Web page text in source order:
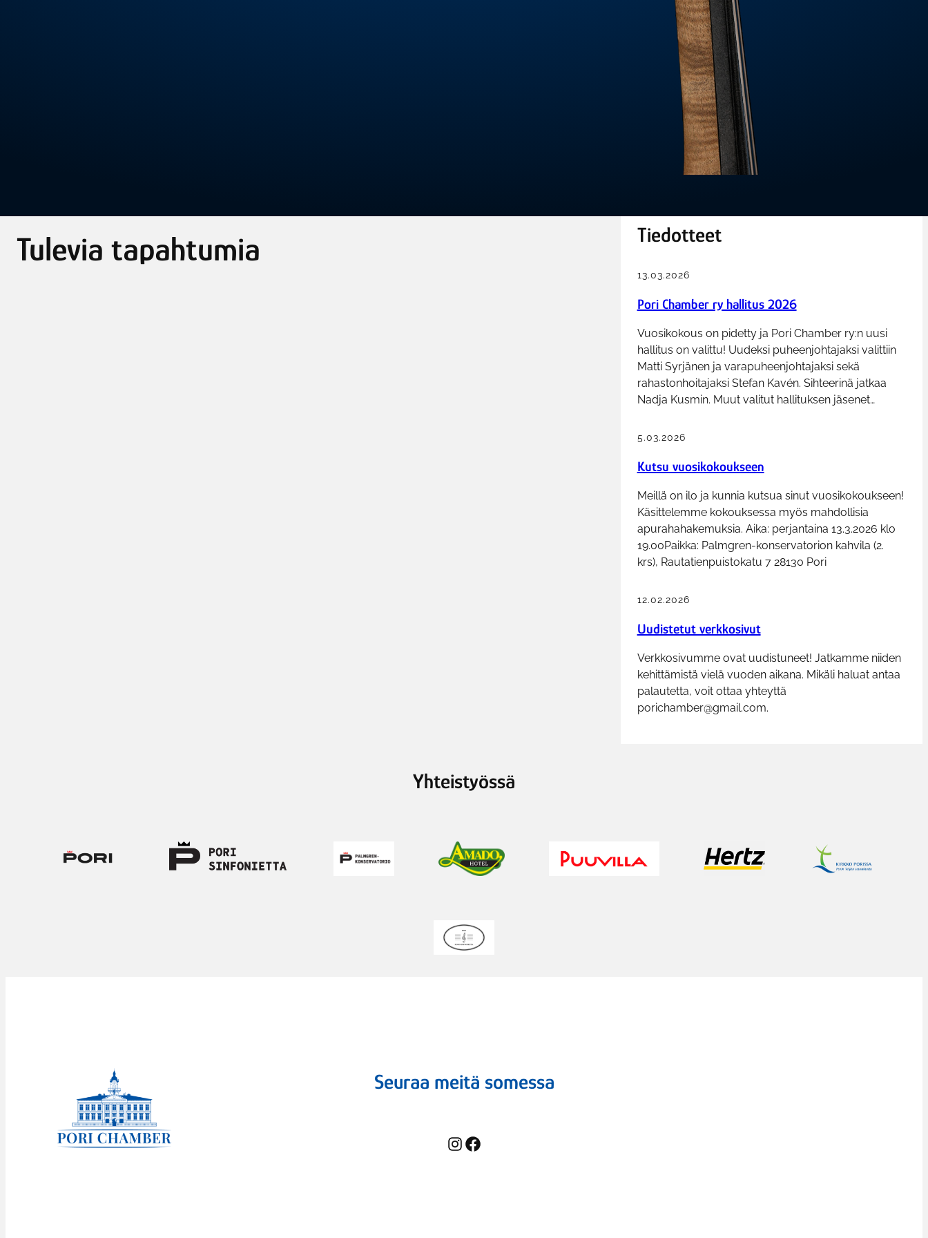
Tulevia tapahtumia Tiedotteet
13.03.2026
Pori Chamber ry hallitus 2026
Vuosikokous on pidetty ja Pori Chamber ry:n uusi
hallitus on valittu! Uudeksi puheenjohtajaksi valittiin
Matti Syrjänen ja varapuheenjohtajaksi sekä
rahastonhoitajaksi Stefan Kavén. Sihteerinä jatkaa
Nadja Kusmin. Muut valitut hallituksen jäsenet…
5.03.2026
Kutsu vuosikokoukseen
Meillä on ilo ja kunnia kutsua sinut vuosikokoukseen!
Käsittelemme kokouksessa myös mahdollisia
apurahahakemuksia. Aika: perjantaina 13.3.2026 klo
19.00Paikka: Palmgren-konservatorion kahvila (2.
krs), Rautatienpuistokatu 7 28130 Pori
12.02.2026
Uudistetut verkkosivut
Verkkosivumme ovat uudistuneet! Jatkamme niiden
kehittämistä vielä vuoden aikana. Mikäli haluat antaa
palautetta, voit ottaa yhteyttä
porichamber@gmail.com.
Yhteistyössä
Seuraa meitä somessa
Instagram Facebook